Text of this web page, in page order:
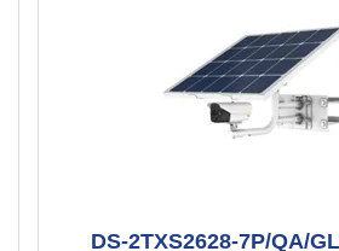
DS-2TXS2628-7P/QA/